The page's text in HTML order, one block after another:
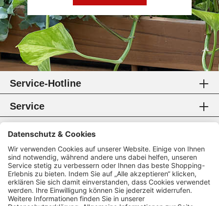
Service-Hotline
Service
Information
Rechtliches
Zahlungsmethoden
Zertifikate